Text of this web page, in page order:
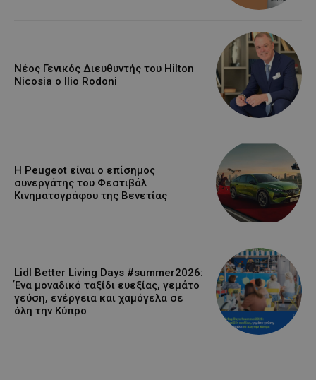
Νέος Γενικός Διευθυντής του Hilton
Nicosia ο Ilio Rodoni
Η Peugeot είναι ο επίσημος
συνεργάτης του Φεστιβάλ
Κινηματογράφου της Βενετίας
Lidl Better Living Days #summer2026:
Ένα μοναδικό ταξίδι ευεξίας, γεμάτο
γεύση, ενέργεια και χαμόγελα σε
όλη την Κύπρο